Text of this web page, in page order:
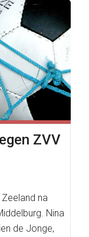
ZVV
na
Nina
de Jonge,